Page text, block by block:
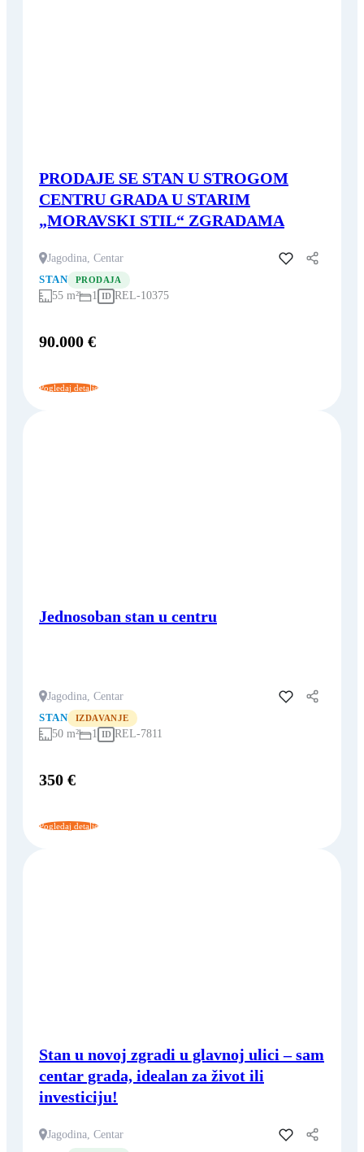
PRODAJE SE STAN U STROGOM
CENTRU GRADA U STARIM
„MORAVSKI STIL“ ZGRADAMA
Jagodina, Centar
Dodaj u favorite
STAN
PRODAJA
55 m² 1 ID REL-10375
90.000 €
Pogledaj detalje
Jednosoban stan u centru
Jagodina, Centar
Dodaj u favorite
STAN
IZDAVANJE
50 m² 1 ID REL-7811
350 €
Pogledaj detalje
Stan u novoj zgradi u glavnoj ulici – sam
centar grada, idealan za život ili
investiciju!
Jagodina, Centar
Dodaj u favorite